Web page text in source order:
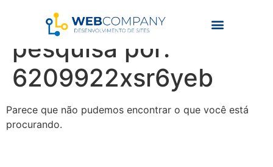
Resultados da
pesquisa por:
6209922xsr6yeb
Parece que não pudemos encontrar o que você está
procurando.